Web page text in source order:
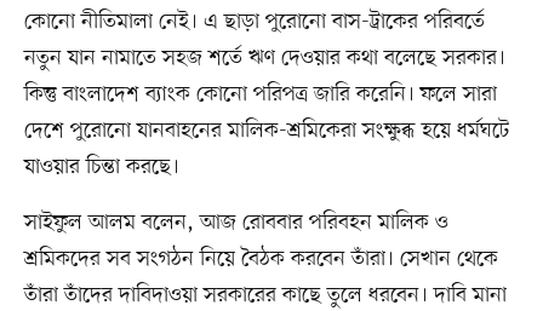
কোনো নীতিমালা নেই। এ ছাড়া পুরোনো বাস-ট্রাকের পরিবর্তে
নতুন যান নামাতে সহজ শর্তে ঋণ দেওয়ার কথা বলেছে সরকার।
কিন্তু বাংলাদেশ ব্যাংক কোনো পরিপত্র জারি করেনি। ফলে সারা
দেশে পুরোনো যানবাহনের মালিক-শ্রমিকেরা সংক্ষুব্ধ হয়ে ধর্মঘটে
যাওয়ার চিন্তা করছে।
সাইফুল আলম বলেন, আজ রোববার পরিবহন মালিক ও
শ্রমিকদের সব সংগঠন নিয়ে বৈঠক করবেন তাঁরা। সেখান থেকে
তাঁরা তাঁদের দাবিদাওয়া সরকারের কাছে তুলে ধরবেন। দাবি মানা